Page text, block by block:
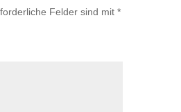
Felder sind mit *